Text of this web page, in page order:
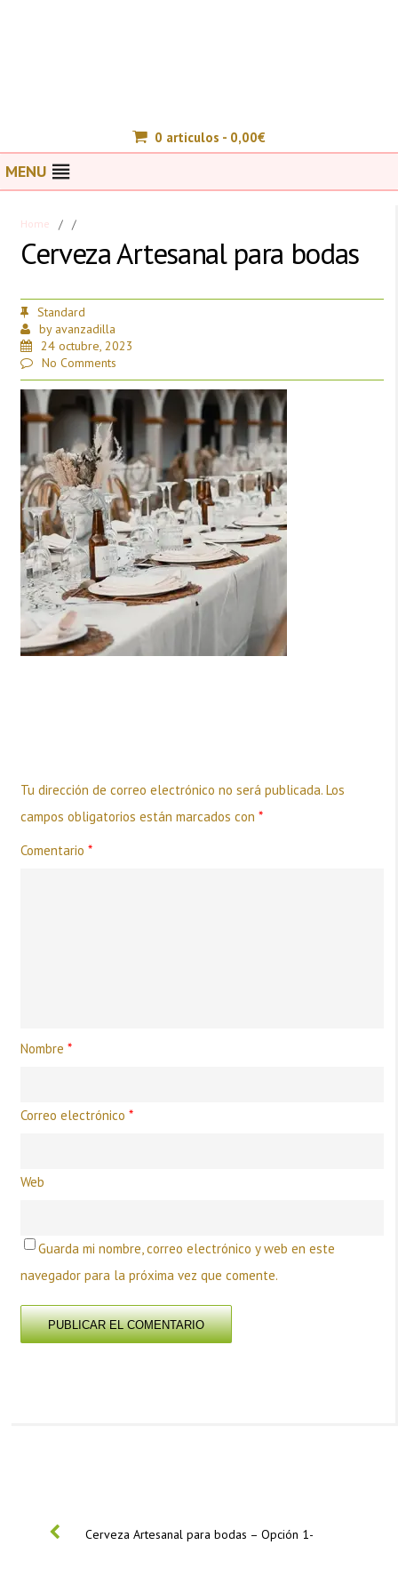
0 articulos - 0,00€
MENU
Home / /
Cerveza Artesanal para bodas
Standard
by avanzadilla
24 octubre, 2023
No Comments
Tu dirección de correo electrónico no será publicada. Los
campos obligatorios están marcados con*
Comentario*
Nombre*
Correo electrónico*
Web
Guarda mi nombre, correo electrónico y web en este
navegador para la próxima vez que comente.
Cerveza Artesanal para bodas – Opción 1-